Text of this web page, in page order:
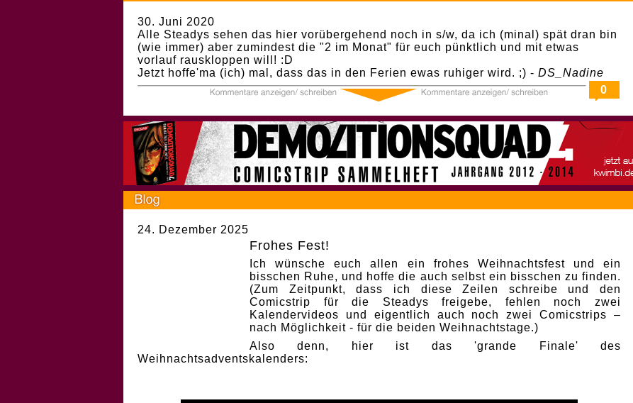
30. Juni 2020
Alle Steadys sehen das hier vorübergehend noch in s/w, da ich (minal) spät dran bin
(wie immer) aber zumindest die "2 im Monat" für euch pünktlich und mit etwas
vorlauf rauskloppen will! :D
Jetzt hoffe'ma (ich) mal, dass das in den Ferien ewas ruhiger wird. ;) - DS_Nadine
0
24. Dezember 2025
Frohes Fest!
Ich wünsche euch allen ein frohes Weihnachtsfest und ein
bisschen Ruhe, und hoffe die auch selbst ein bisschen zu finden.
(Zum Zeitpunkt, dass ich diese Zeilen schreibe und den
Comicstrip für die Steadys freigebe, fehlen noch zwei
Kalendervideos und eigentlich auch noch zwei Comicstrips –
nach Möglichkeit - für die beiden Weihnachtstage.)
Also denn, hier ist das 'grande Finale' des
Weihnachtsadventskalenders: